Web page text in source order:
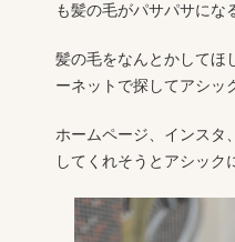
も髪の毛がパサパサにな
髪の毛をなんとかしてほ
ーネットで探してアシッ
ホームページ、インスタ
してくれそうとアシック